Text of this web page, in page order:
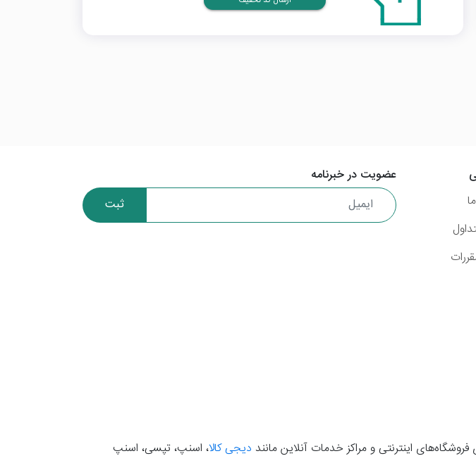
عضویت در خبرنامه
ثبت
اینترنتی و مراکز خدمات آنلاین مانند دیجی کالا، اسنپ، تپسی، اسنپ